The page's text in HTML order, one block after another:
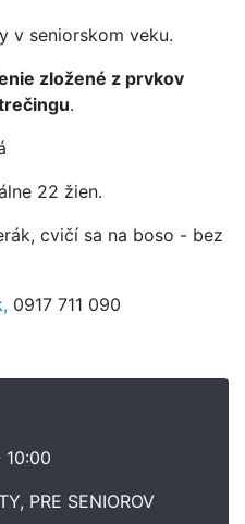
v seniorskom veku.
zložené z prvkov
.
22 žien.
cvičí sa na boso - bez
0917 711 090
PRE SENIOROV